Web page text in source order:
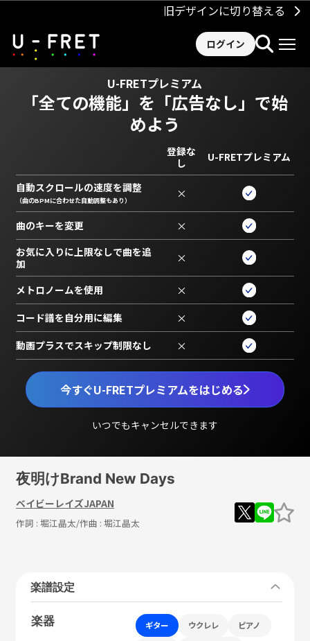
旧デザインに切り替える
ログイン
U-FRETプレミアム
「全ての機能」を 「広告なし」で始
めよう
今すぐU-FRETプレミアムをはじめる
いつでもキャンセルできます
登録な
し
U-FRETプレミアム
自動スクロールの速度を調整
（曲のBPMに合わせた自動調整もあり） ×
曲のキーを変更 ×
お気に入りに上限なしで曲を追
加
×
メトロノームを使用 ×
コード譜を自分用に編集 ×
動画プラスでスキップ制限なし ×
夜明けBrand New Days
ベイビーレイズJAPAN
作詞 : 堀江晶太/作曲 : 堀江晶太
楽譜設定
楽器 ギター ウクレレ ピアノ